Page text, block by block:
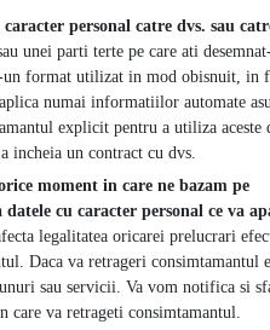
personal catre dvs. sau
unei parti terte pe care ati
un format utilizat in mod obisnuit, in
numai informatiilor automate
explicit pentru a utiliza aceste
incheia un contract cu dvs.
moment in care ne bazam pe
datele cu caracter personal ce va
legalitatea oricarei prelucrari
Daca va retrageri consimtamantul
sau servicii. Va vom notifica si
care va retrageti consimtamantul.